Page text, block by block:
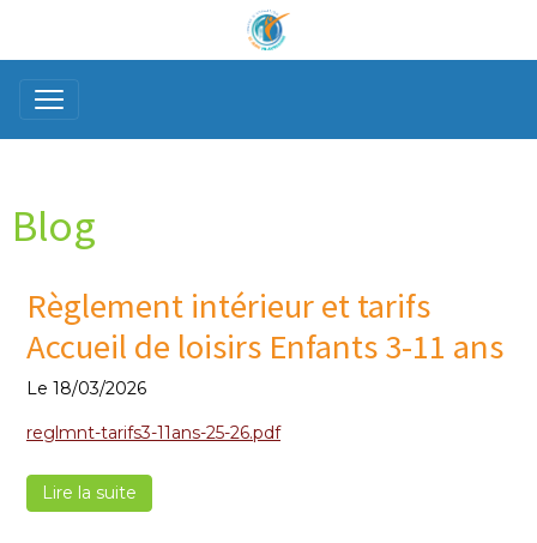
Blog
Règlement intérieur et tarifs
Accueil de loisirs Enfants 3-11 ans
Le 18/03/2026
reglmnt-tarifs3-11ans-25-26.pdf
Lire la suite